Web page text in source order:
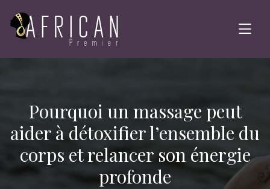
Pourquoi un massage peut
aider à détoxifier l’ensemble du
corps et relancer son énergie
profonde